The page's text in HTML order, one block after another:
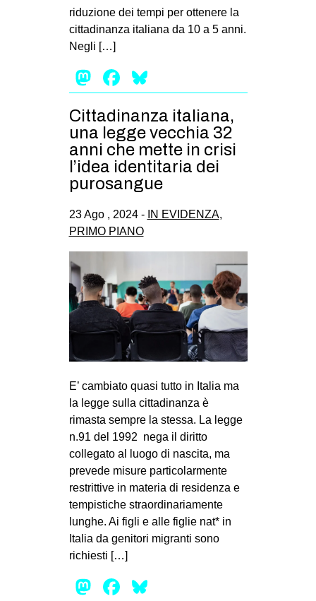
riduzione dei tempi per ottenere la
cittadinanza italiana da 10 a 5 anni.
Negli […]
Mastodon
Facebook
Cittadinanza italiana,
una legge vecchia 32
anni che mette in crisi
l’idea identitaria dei
purosangue
23 Ago , 2024 - IN EVIDENZA,
PRIMO PIANO
E’ cambiato quasi tutto in Italia ma
la legge sulla cittadinanza è
rimasta sempre la stessa. La legge
n.91 del 1992 nega il diritto
collegato al luogo di nascita, ma
prevede misure particolarmente
restrittive in materia di residenza e
tempistiche straordinariamente
lunghe. Ai figli e alle figlie nat* in
Italia da genitori migranti sono
richiesti […]
Mastodon
Facebook